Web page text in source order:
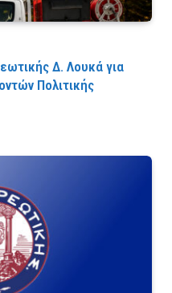
Δ. Λουκά για
Πολιτικής